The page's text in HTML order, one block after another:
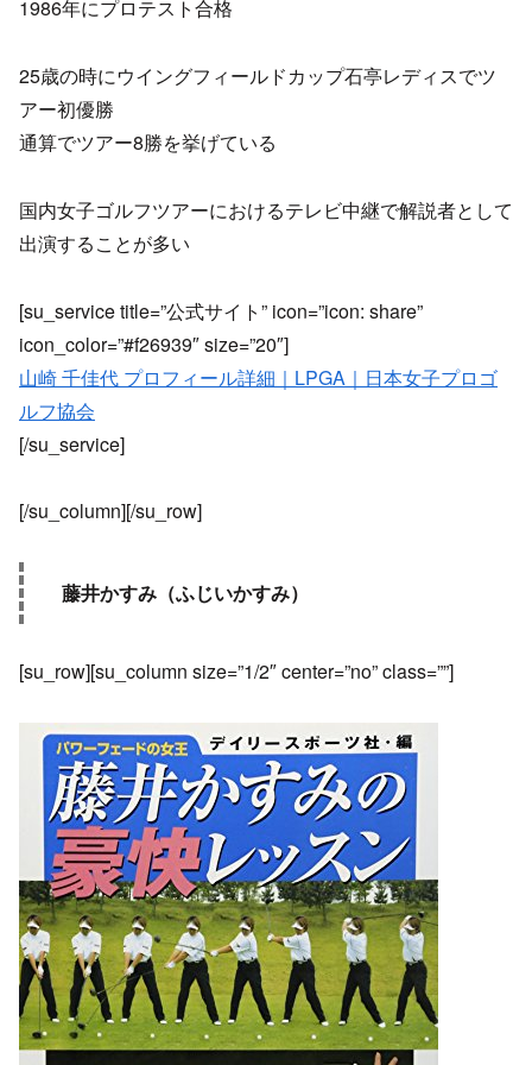
1986年にプロテスト合格
25歳の時にウイングフィールドカップ石亭レディスでツ
アー初優勝
通算でツアー8勝を挙げている
国内女子ゴルフツアーにおけるテレビ中継で解説者として
出演することが多い
[su_service title=”公式サイト” icon=”icon: share”
icon_color=”#f26939″ size=”20″]
山崎 千佳代 プロフィール詳細｜LPGA｜日本女子プロゴ
ルフ協会
[/su_service]
[/su_column][/su_row]
藤井かすみ（ふじいかすみ）
[su_row][su_column size=”1/2″ center=”no” class=””]